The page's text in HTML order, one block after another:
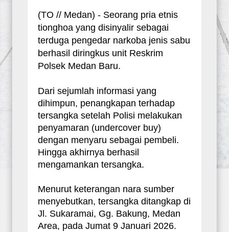
(TO // Medan) - Seorang pria etnis
tionghoa yang disinyalir sebagai
terduga pengedar narkoba jenis sabu
berhasil diringkus unit Reskrim
Polsek Medan Baru.
Dari sejumlah informasi yang
dihimpun, penangkapan terhadap
tersangka setelah Polisi melakukan
penyamaran (undercover buy)
dengan menyaru sebagai pembeli.
Hingga akhirnya berhasil
mengamankan tersangka.
Menurut keterangan nara sumber
menyebutkan, tersangka ditangkap di
Jl. Sukaramai, Gg. Bakung, Medan
Area, pada Jumat 9 Januari 2026.